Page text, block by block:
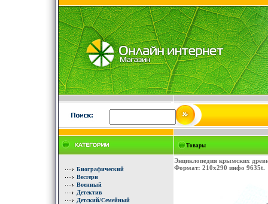
Биографический
Вестерн
Военный
Детектив
Детский/Семейный
Товары
Энциклопедия крымских
Формат: 210x290 инфо 9635t.